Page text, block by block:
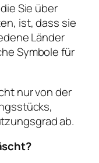
Sie über
ist, dass sie
Länder
Symbole für
nur von der
ab.